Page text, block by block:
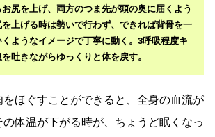
尻を上げ、両方のつま先が頭の奥に届くよう
上げる時は勢いで行わず、できれば背骨を一
ようなイメージで丁寧に動く。3呼吸程度キ
吐きながらゆっくりと体を戻す。
ほぐすことができると、全身の血流が
体温が下がる時が、ちょうど眠くなっ